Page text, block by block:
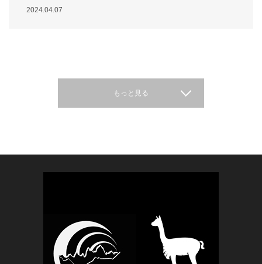
2024.04.07
もっと見る